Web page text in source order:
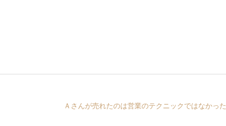
Ａさんが売れたのは営業のテクニックではなかった